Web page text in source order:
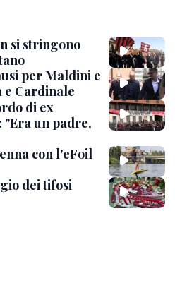
si stringono
per Maldini e
e Cardinale
di ex
"Era un padre,
con l'eFoil
dei tifosi